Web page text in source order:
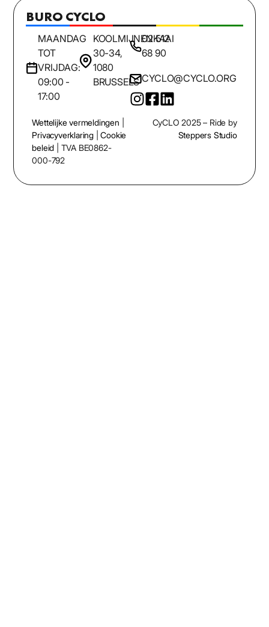
BURO CYCLO
MAANDAG
TOT
VRIJDAG:
09:00 -
17:00
KOOLMIJNENKAAI
30-34,
1080
BRUSSELS
02 512
68 90
CYCLO@CYCLO.ORG
Wettelijke vermeldingen
Privacyverklaring |Cookie
beleid | TVA BE0862-
000-792
CyCLO 2025 – Ride by
Steppers Studio